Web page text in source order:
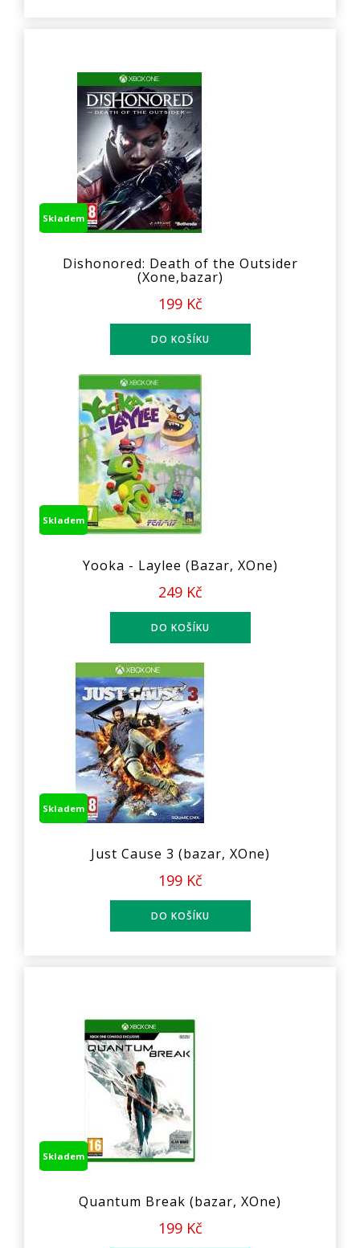
Skladem
Dishonored: Death of the Outsider
(Xone,bazar)
199 Kč
Skladem
Yooka - Laylee (Bazar, XOne)
249 Kč
Skladem
Just Cause 3 (bazar, XOne)
199 Kč
Skladem
Quantum Break (bazar, XOne)
199 Kč